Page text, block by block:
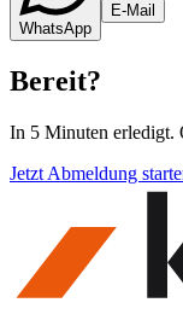
WhatsApp
E-Mail
Bereit?
In 5 Minuten erledigt.
Jetzt Abmeldung